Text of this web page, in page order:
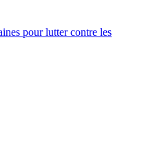
pour lutter contre les